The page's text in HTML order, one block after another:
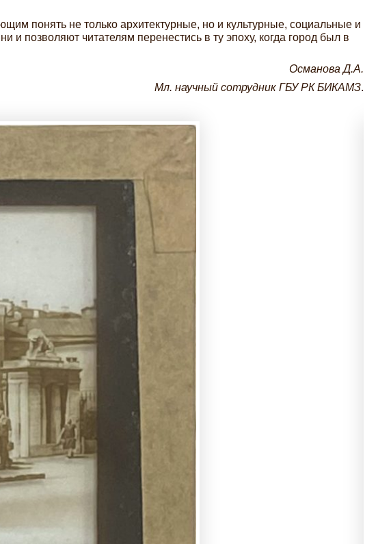
понять не только архитектурные, но и культурные, социальные и
позволяют читателям перенестись в ту эпоху, когда город был в
Османова Д.А.
Мл. научный сотрудник ГБУ РК БИКАМЗ.